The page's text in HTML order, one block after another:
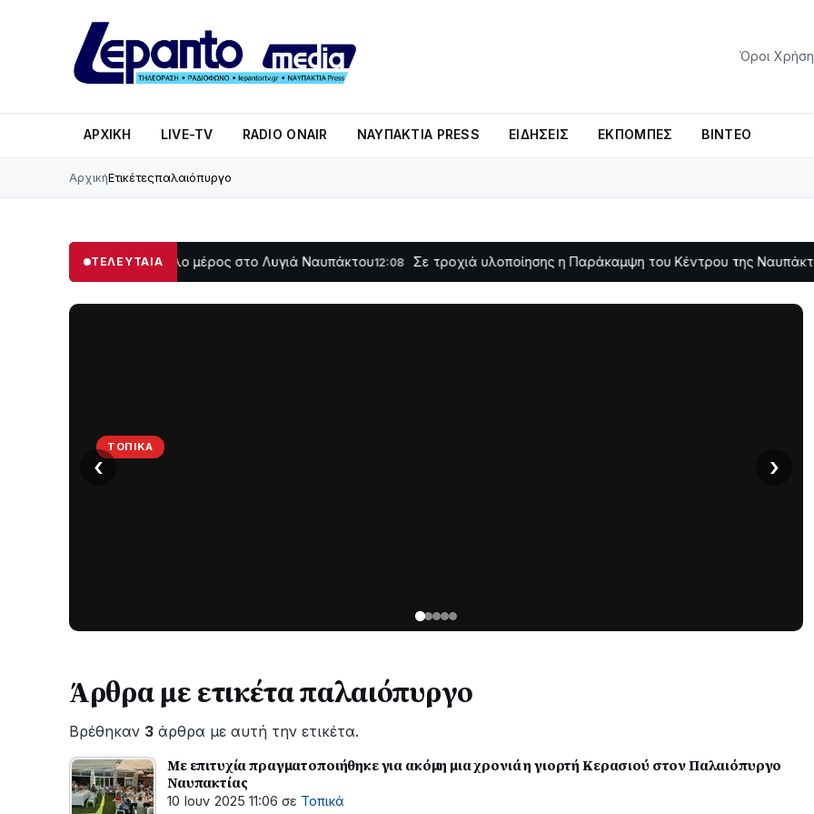
Όροι
ΑΡΧΙΚΉ LIVE-TV RADIO ONAIR ΝΑΥΠΑΚΤΊΑ PRESS ΕΙΔΉΣΕΙΣ ΕΚΠΟΜΠΈΣ ΒΊΝΤΕΟ
ΑρχικήΕτικέτεςπαλαιόπυργο
ΤΕΛΕΥΤΑΙΑ
σκοτάδι μεγάλο μέρος στο Λυγιά Ναυπάκτου 12:08 Σε τροχιά υλοποίησης η Παράκαμψη του Κέντρου της Ναυπάκτου 11:11 Σε
ΤΟΠΙΚΆ
Στο
Λυγιά
περιοχές
περίπου
ώρες
–
Σε
εξέλιξη
‹ ›
Άρθρα με ετικέτα παλαιόπυργο
Βρέθηκαν 3 άρθρα με αυτή την ετικέτα.
Με επιτυχία πραγματοποιήθηκε για ακόμη μια χρονιά η γιορτή Κερασιού στον Παλαιόπυργο
Ναυπακτίας
10 Ιουν 2025 11:06 σε Τοπικά